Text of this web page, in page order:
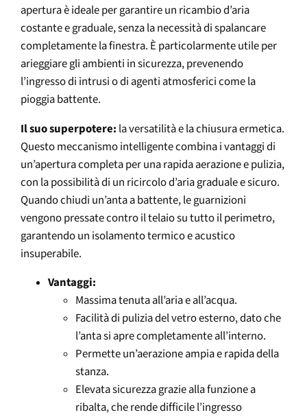
apertura è ideale per garantire un ricambio d’aria
costante e graduale, senza la necessità di spalancare
completamente la finestra. È particolarmente utile per
arieggiare gli ambienti in sicurezza, prevenendo
l’ingresso di intrusi o di agenti atmosferici come la
pioggia battente.
Il suo superpotere: la versatilità e la chiusura ermetica.
Questo meccanismo intelligente combina i vantaggi di
un’apertura completa per una rapida aerazione e pulizia,
con la possibilità di un ricircolo d’aria graduale e sicuro.
Quando chiudi un’anta a battente, le guarnizioni
vengono pressate contro il telaio su tutto il perimetro,
garantendo un isolamento termico e acustico
insuperabile.
Vantaggi:
Massima tenuta all’aria e all’acqua.
Facilità di pulizia del vetro esterno, dato che
l’anta si apre completamente all’interno.
Permette un’aerazione ampia e rapida della
stanza.
Elevata sicurezza grazie alla funzione a
ribalta, che rende difficile l’ingresso